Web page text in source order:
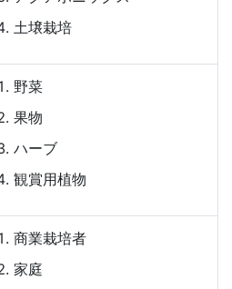
土壌栽培
野菜
果物
ハーブ
観賞用植物
商業栽培者
家庭